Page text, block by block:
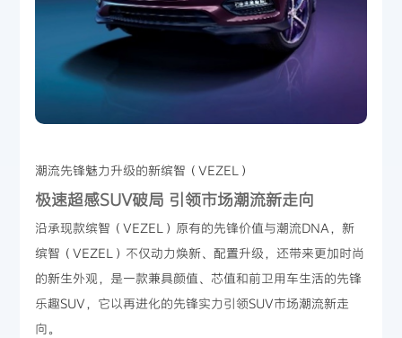
潮流先锋魅力升级的新缤智（VEZEL）
极速超感SUV破局 引领市场潮流新走向
沿承现款缤智（VEZEL）原有的先锋价值与潮流DNA，新
缤智（VEZEL）不仅动力焕新、配置升级，还带来更加时尚
的新生外观，是一款兼具颜值、芯值和前卫用车生活的先锋
乐趣SUV，它以再进化的先锋实力引领SUV市场潮流新走
向。